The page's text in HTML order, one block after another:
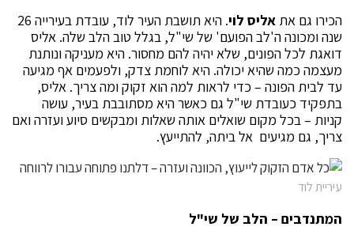
הכירו גם את אליס לוי
. היא תושבת העיר לוד, עובדת בעירייה 26
שנה ומכונה ה'לב הפועם' של שי"ל, בגלל טוב הלב שלה. אליס
דואגת לכל הפונים, שלא יהיה להם מחסור. היא מעניקה ונותנת
מעצמה כמה שהיא יכולה. היא לוחמת צדק, ולפעמים אף מגיעה
עד לבית הפונה – כדי לראות למה הוא זקוק ומה צריך. אליס,
בתפקיד כעובדת שי"ל גם כאשר היא מסתובבת בעיר, עושה
קניות – בכל מקום שואלים אותה שאלות ומבקשים סיוע ועזרה ואם
צריך, גם מגיעים אל ביתה, להתייעץ.
עיריית לוד
המתנדבים – הלב של שי"ל